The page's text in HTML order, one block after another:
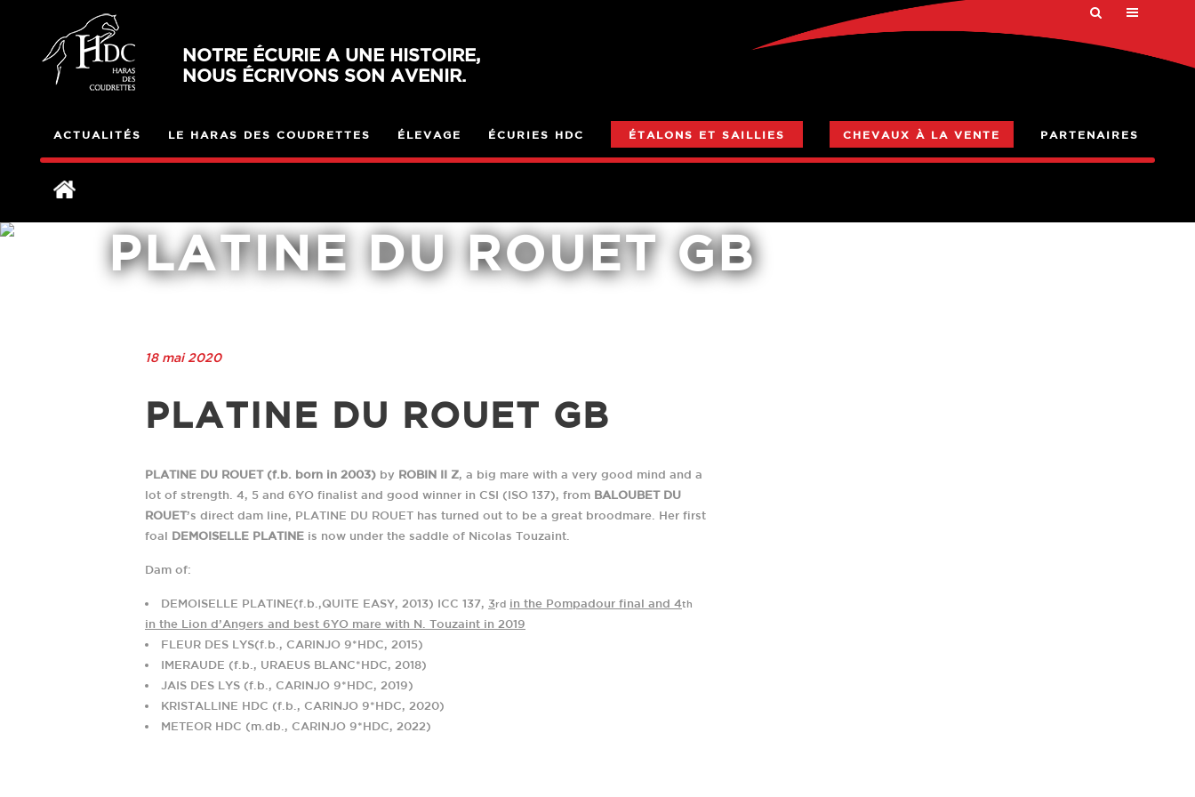
NOTRE ÉCURIE A UNE HISTOIRE,
NOUS ÉCRIVONS SON AVENIR.
ACTUALITÉS LE HARAS DES COUDRETTES ÉLEVAGE ÉCURIES HDC ÉTALONS ET SAILLIES CHEVAUX À LA VENTE PARTENAIRES
PLATINE DU ROUET GB
18 mai 2020
PLATINE DU ROUET GB
PLATINE DU ROUET (f.b. born in 2003) by ROBIN II Z, a big mare with a very good mind and a
lot of strength. 4, 5 and 6YO finalist and good winner in CSI (ISO 137), from BALOUBET DU
ROUET’s direct dam line, PLATINE DU ROUET has turned out to be a great broodmare. Her first
foal DEMOISELLE PLATINE is now under the saddle of Nicolas Touzaint.
Dam of:
DEMOISELLE PLATINE(f.b.,QUITE EASY, 2013) ICC 137, 3rd in the Pompadour final and 4th
in the Lion d’Angers and best 6YO mare with N. Touzaint in 2019
FLEUR DES LYS(f.b., CARINJO 9*HDC, 2015)
IMERAUDE (f.b., URAEUS BLANC*HDC, 2018)
JAIS DES LYS (f.b., CARINJO 9*HDC, 2019)
KRISTALLINE HDC (f.b., CARINJO 9*HDC, 2020)
METEOR HDC (m.db., CARINJO 9*HDC, 2022)
UNE HISTOIRE DE RENCONTRES ET DE PASSION.
ADRESSE POSTALE TÉLÉPHONE